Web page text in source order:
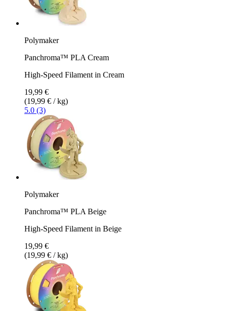
Polymaker
Panchroma™ PLA Cream
High-Speed Filament in Cream
19,99 €
(19,99 € / kg)
5.0 (3)
Polymaker
Panchroma™ PLA Beige
High-Speed Filament in Beige
19,99 €
(19,99 € / kg)